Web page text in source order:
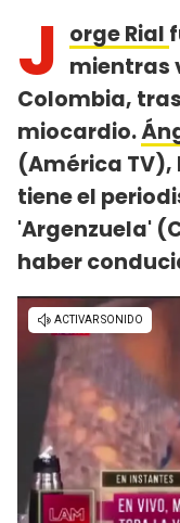
J orge Rial
mientras
Colombia,
miocardio.
(América
tiene el
'Argenzuela'
haber